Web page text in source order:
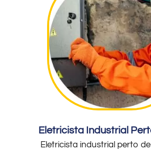
Eletricista Industrial
Eletricista industrial perto